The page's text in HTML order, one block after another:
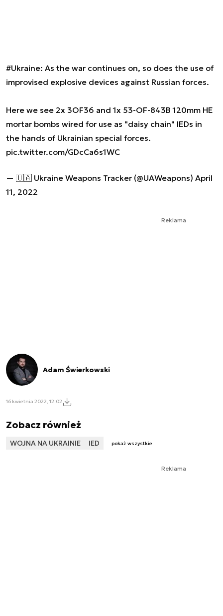
#Ukraine: As the war continues on, so does the use of
improvised explosive devices against Russian forces.
Here we see 2x 3OF36 and 1x 53-OF-843B 120mm HE
mortar bombs wired for use as "daisy chain" IEDs in
the hands of Ukrainian special forces.
pic.twitter.com/GDcCa6s1WC
— 🇺🇦 Ukraine Weapons Tracker (@UAWeapons) April
11, 2022
Reklama
Adam Świerkowski
16 kwietnia 2022, 12:02
Zobacz również
WOJNA NA UKRAINIE IED pokaż wszystkie
Reklama